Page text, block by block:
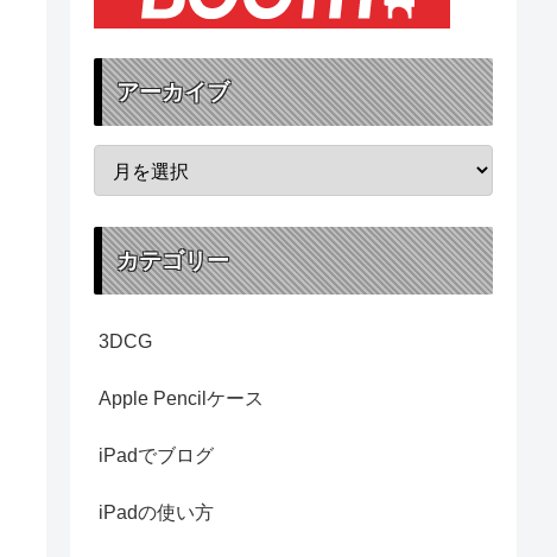
アーカイブ
カテゴリー
3DCG
Apple Pencilケース
iPadでブログ
iPadの使い方